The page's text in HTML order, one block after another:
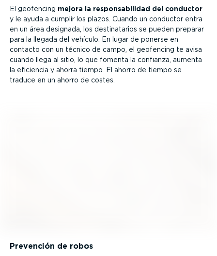
El geofencing mejora la respon­sa­bi­lidad del conductor
y le ayuda a cumplir los plazos. Cuando un conductor entra
en un área designada, los desti­na­tarios se pueden preparar
para la llegada del vehículo. En lugar de ponerse en
contacto con un técnico de campo, el geofencing te avisa
cuando llega al sitio, lo que fomenta la confianza, aumenta
la eficiencia y ahorra tiempo. El ahorro de tiempo se
traduce en un ahorro de costes.
Prevención de robos